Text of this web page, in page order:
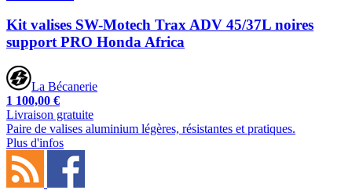
Kit valises SW-Motech Trax ADV 45/37L noires
support PRO Honda Africa
La Bécanerie
1 100,00 €
Livraison gratuite
Paire de valises aluminium légères, résistantes et pratiques.
Plus d'infos